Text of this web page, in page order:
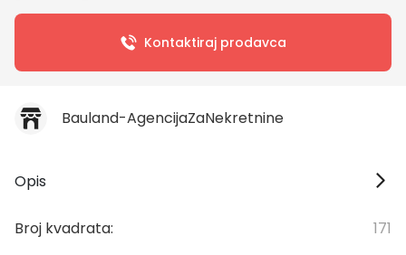
Kontaktiraj prodavca
Bauland-AgencijaZaNekretnine
Opis
Broj kvadrata:
171